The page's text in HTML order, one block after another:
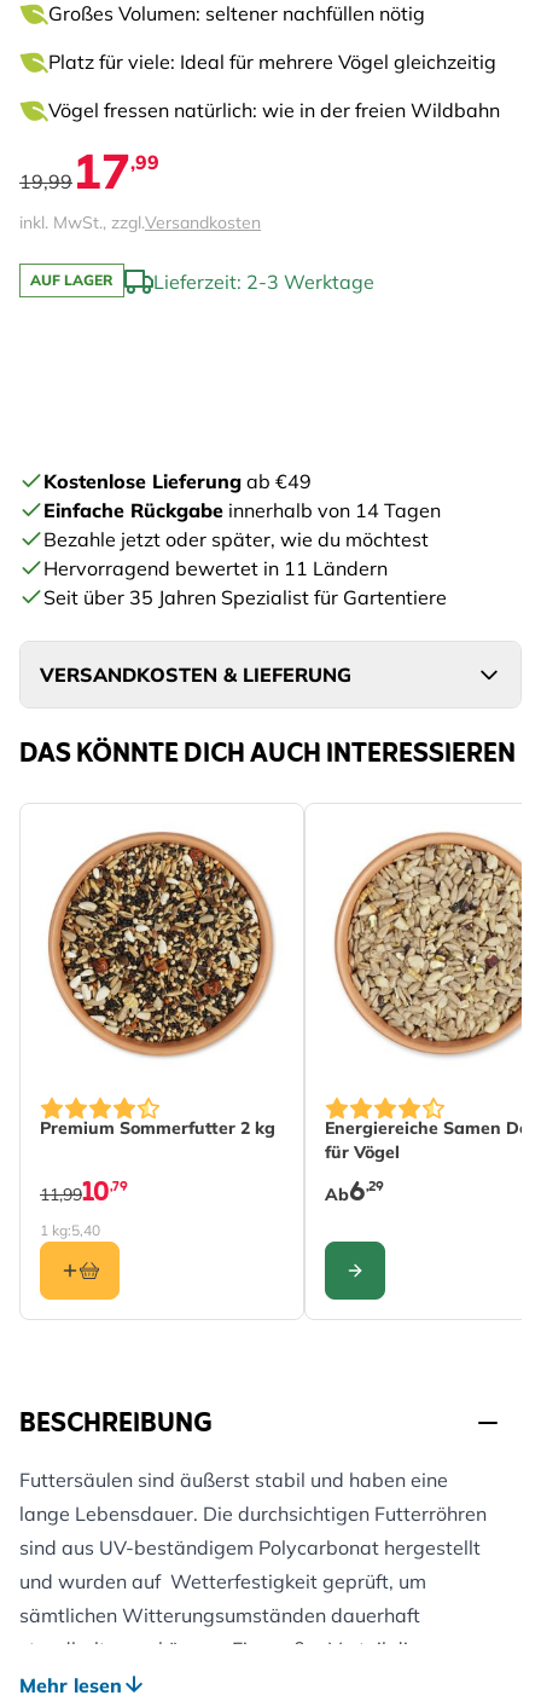
Großes Volumen: seltener nachfüllen nötig
Platz für viele: Ideal für mehrere Vögel gleichzeitig
Vögel fressen natürlich: wie in der freien Wildbahn
19,99 17,99
inkl. MwSt., zzgl.Versandkosten
AUF LAGER Lieferzeit: 2-3 Werktage
Kostenlose Lieferung ab €49
Einfache Rückgabe innerhalb von 14 Tagen
Bezahle jetzt oder später, wie du möchtest
Hervorragend bewertet in 11 Ländern
Seit über 35 Jahren Spezialist für Gartentiere
VERSANDKOSTEN & LIEFERUNG
DAS KÖNNTE DICH AUCH INTERESSIEREN
Premium Sommerfutter 2 kg
10,79
11,99
1 kg:5,40
Energiereiche Samen
für Vögel
The price depends on
Ab6,29
KONFIGURIEREN
BESCHREIBUNG
Futtersäulen sind äußerst stabil und haben eine
lange Lebensdauer. Die durchsichtigen Futterröhren
sind aus UV-beständigem Polycarbonat hergestellt
und wurden auf Wetterfestigkeit geprüft, um
sämtlichen Witterungsumständen dauerhaft
standhalten zu können. Ein großer Vorteil dieser
Futtersäulen liegt in der natürlichen Sitzhaltung der
Mehr lesen